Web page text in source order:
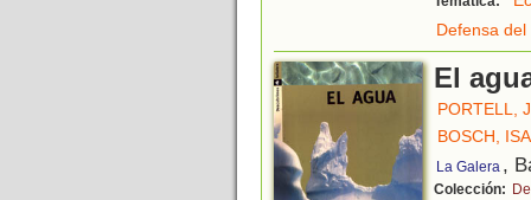
Defensa
El
PORTELL,
BOSCH,
La Galera ,
Colección: